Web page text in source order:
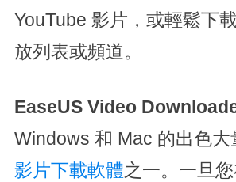
YouTube 影片，或輕鬆下
放列表或頻道。
EaseUS Video
Windows 和 Mac 的出色大
影片下載軟體之一。一旦